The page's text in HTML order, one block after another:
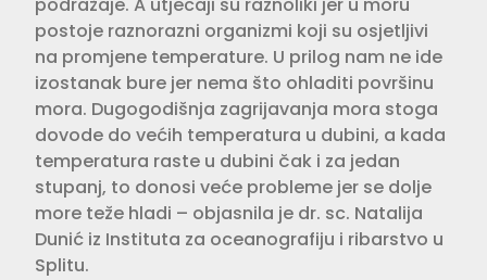
podražaje. A utjecaji su raznoliki jer u moru
postoje raznorazni organizmi koji su osjetljivi
na promjene temperature. U prilog nam ne ide
izostanak bure jer nema što ohladiti površinu
mora. Dugogodišnja zagrijavanja mora stoga
dovode do većih temperatura u dubini, a kada
temperatura raste u dubini čak i za jedan
stupanj, to donosi veće probleme jer se dolje
more teže hladi – objasnila je dr. sc. Natalija
Dunić iz Instituta za oceanografiju i ribarstvo u
Splitu.